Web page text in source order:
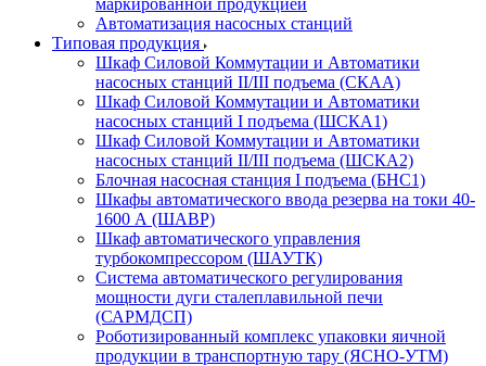
маркированной продукцией
Автоматизация насосных станций
Типовая продукция
Шкаф Силовой Коммутации и Автоматики
насосных станций II/III подъема (СКАА)
Шкаф Силовой Коммутации и Автоматики
насосных станций I подъема (ШСКА1)
Шкаф Силовой Коммутации и Автоматики
насосных станций II/III подъема (ШСКА2)
Блочная насосная станция I подъема (БНС1)
Шкафы автоматического ввода резерва на токи 40-
1600 А (ШАВР)
Шкаф автоматического управления
турбокомпрессором (ШАУТК)
Система автоматического регулирования
мощности дуги сталеплавильной печи
(САРМДСП)
Роботизированный комплекс упаковки яичной
продукции в транспортную тару (ЯСНО-УТМ)